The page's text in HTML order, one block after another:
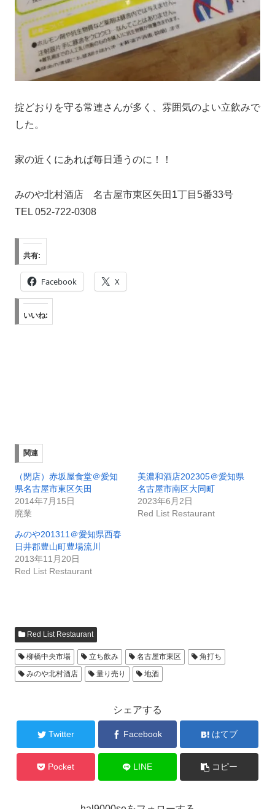
掟どおりを守る常連さんが多く、雰囲気のよい立飲みで
した。
家の近くにあれば毎日通うのに！！
みのや北村酒店 名古屋市東区矢田1丁目5番33号
TEL 052-722-0308
共有:
Facebook X
いいね:
関連
（閉店）赤坂屋食堂＠愛知
県名古屋市東区矢田
2014年7月15日
廃業
美濃和酒店202305＠愛知県
名古屋市南区大同町
2023年6月2日
Red List Restaurant
みのや201311＠愛知県西春
日井郡豊山町豊場流川
2013年11月20日
Red List Restaurant
Red List Restaurant
柳橋中央市場 立ち飲み 名古屋市東区
角打ち
みのや北村酒店
量り売り 地酒
シェアする
Twitter Facebook はてブ
Pocket LINE コピー